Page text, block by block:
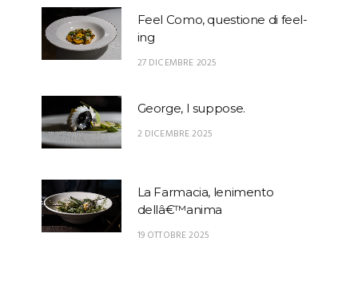
Feel Como, questione di feel-
ing
27 DICEMBRE 2025
George, I suppose.
2 DICEMBRE 2025
La Farmacia, lenimento
dellâ€™anima
19 OTTOBRE 2025